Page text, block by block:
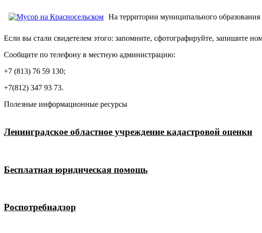
На территории муниципального образования
Если вы стали свидетелем этого: запомните, сфотографируйте, запишите
Сообщите по телефону в местную администрацию:
+7 (813) 76 59 130;
+7(812) 347 93 73.
Полезные информационные ресурсы
Ленинградское областное учреждение кадастровой оценки
Бесплатная юридическая помощь
Роспотребнадзор